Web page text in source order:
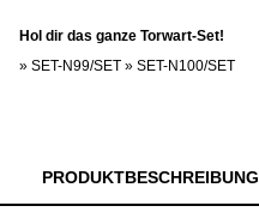
Hol dir das ganze Torwart-Set!
» SET-N99/SET » SET-N100/SET
PRODUKTBESCHREIBUNG